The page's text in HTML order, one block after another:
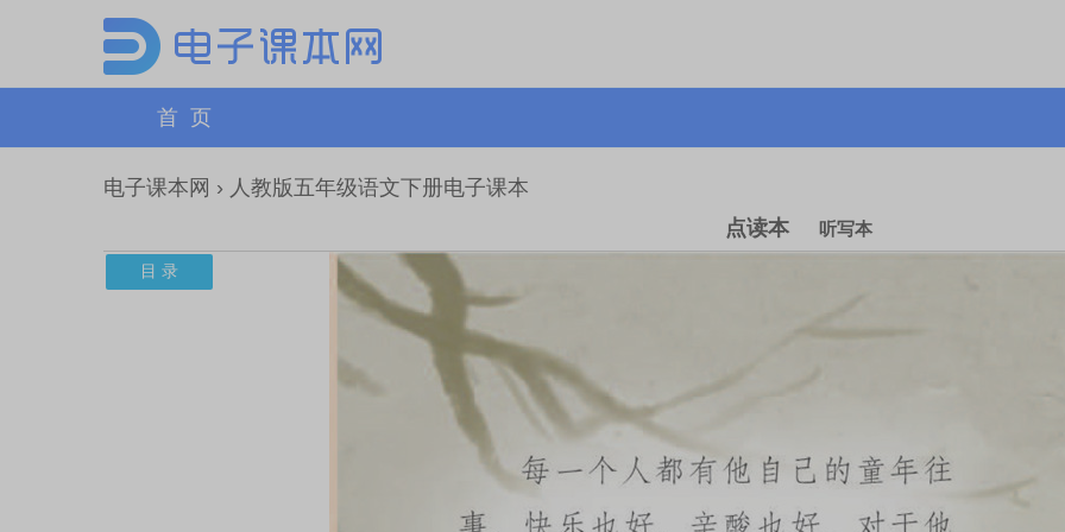
首 页
电子课本网 › 人教版五年级语文下册电子课本
点读本
听写本
目 录